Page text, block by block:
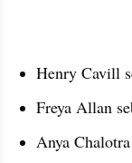
Henry Cavill
Freya Allan
Anya